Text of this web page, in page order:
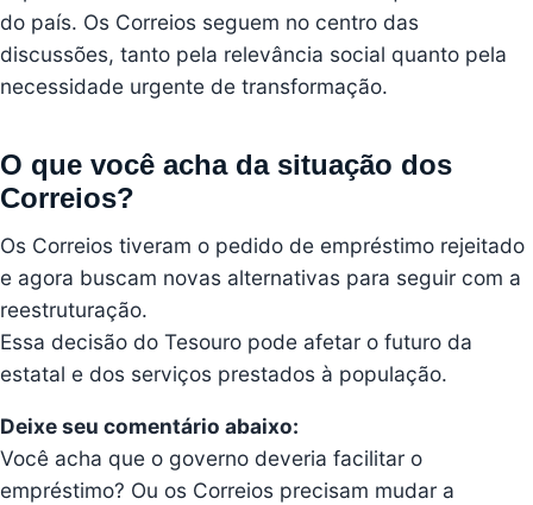
do país. Os Correios seguem no centro das
discussões, tanto pela relevância social quanto pela
necessidade urgente de transformação.
O que você acha da situação dos
Correios?
Os Correios tiveram o pedido de empréstimo rejeitado
e agora buscam novas alternativas para seguir com a
reestruturação.
Essa decisão do Tesouro pode afetar o futuro da
estatal e dos serviços prestados à população.
Deixe seu comentário abaixo:
Você acha que o governo deveria facilitar o
empréstimo? Ou os Correios precisam mudar a